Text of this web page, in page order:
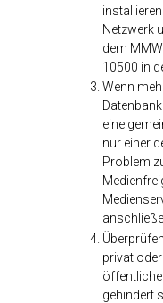
Netzwerk
dem
10500 in
Wenn
eine
nur einer
Problem
privat
gehindert